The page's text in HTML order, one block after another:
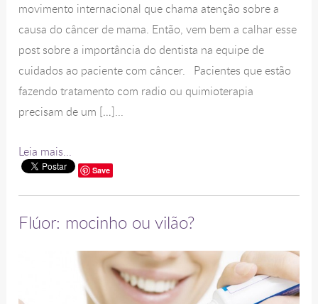
movimento internacional que chama atenção sobre a
causa do câncer de mama. Então, vem bem a calhar esse
post sobre a importância do dentista na equipe de
cuidados ao paciente com câncer. Pacientes que estão
fazendo tratamento com radio ou quimioterapia
precisam de um […]...
Leia mais...
Save
Flúor: mocinho ou vilão?